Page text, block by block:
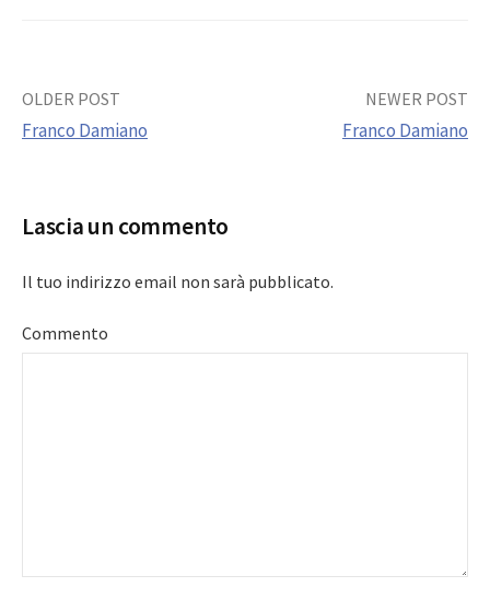
Post
OLDER POST
Franco Damiano
NEWER POST
Franco Damiano
Lascia un commento
Il tuo indirizzo email non sarà pubblicato.
Commento